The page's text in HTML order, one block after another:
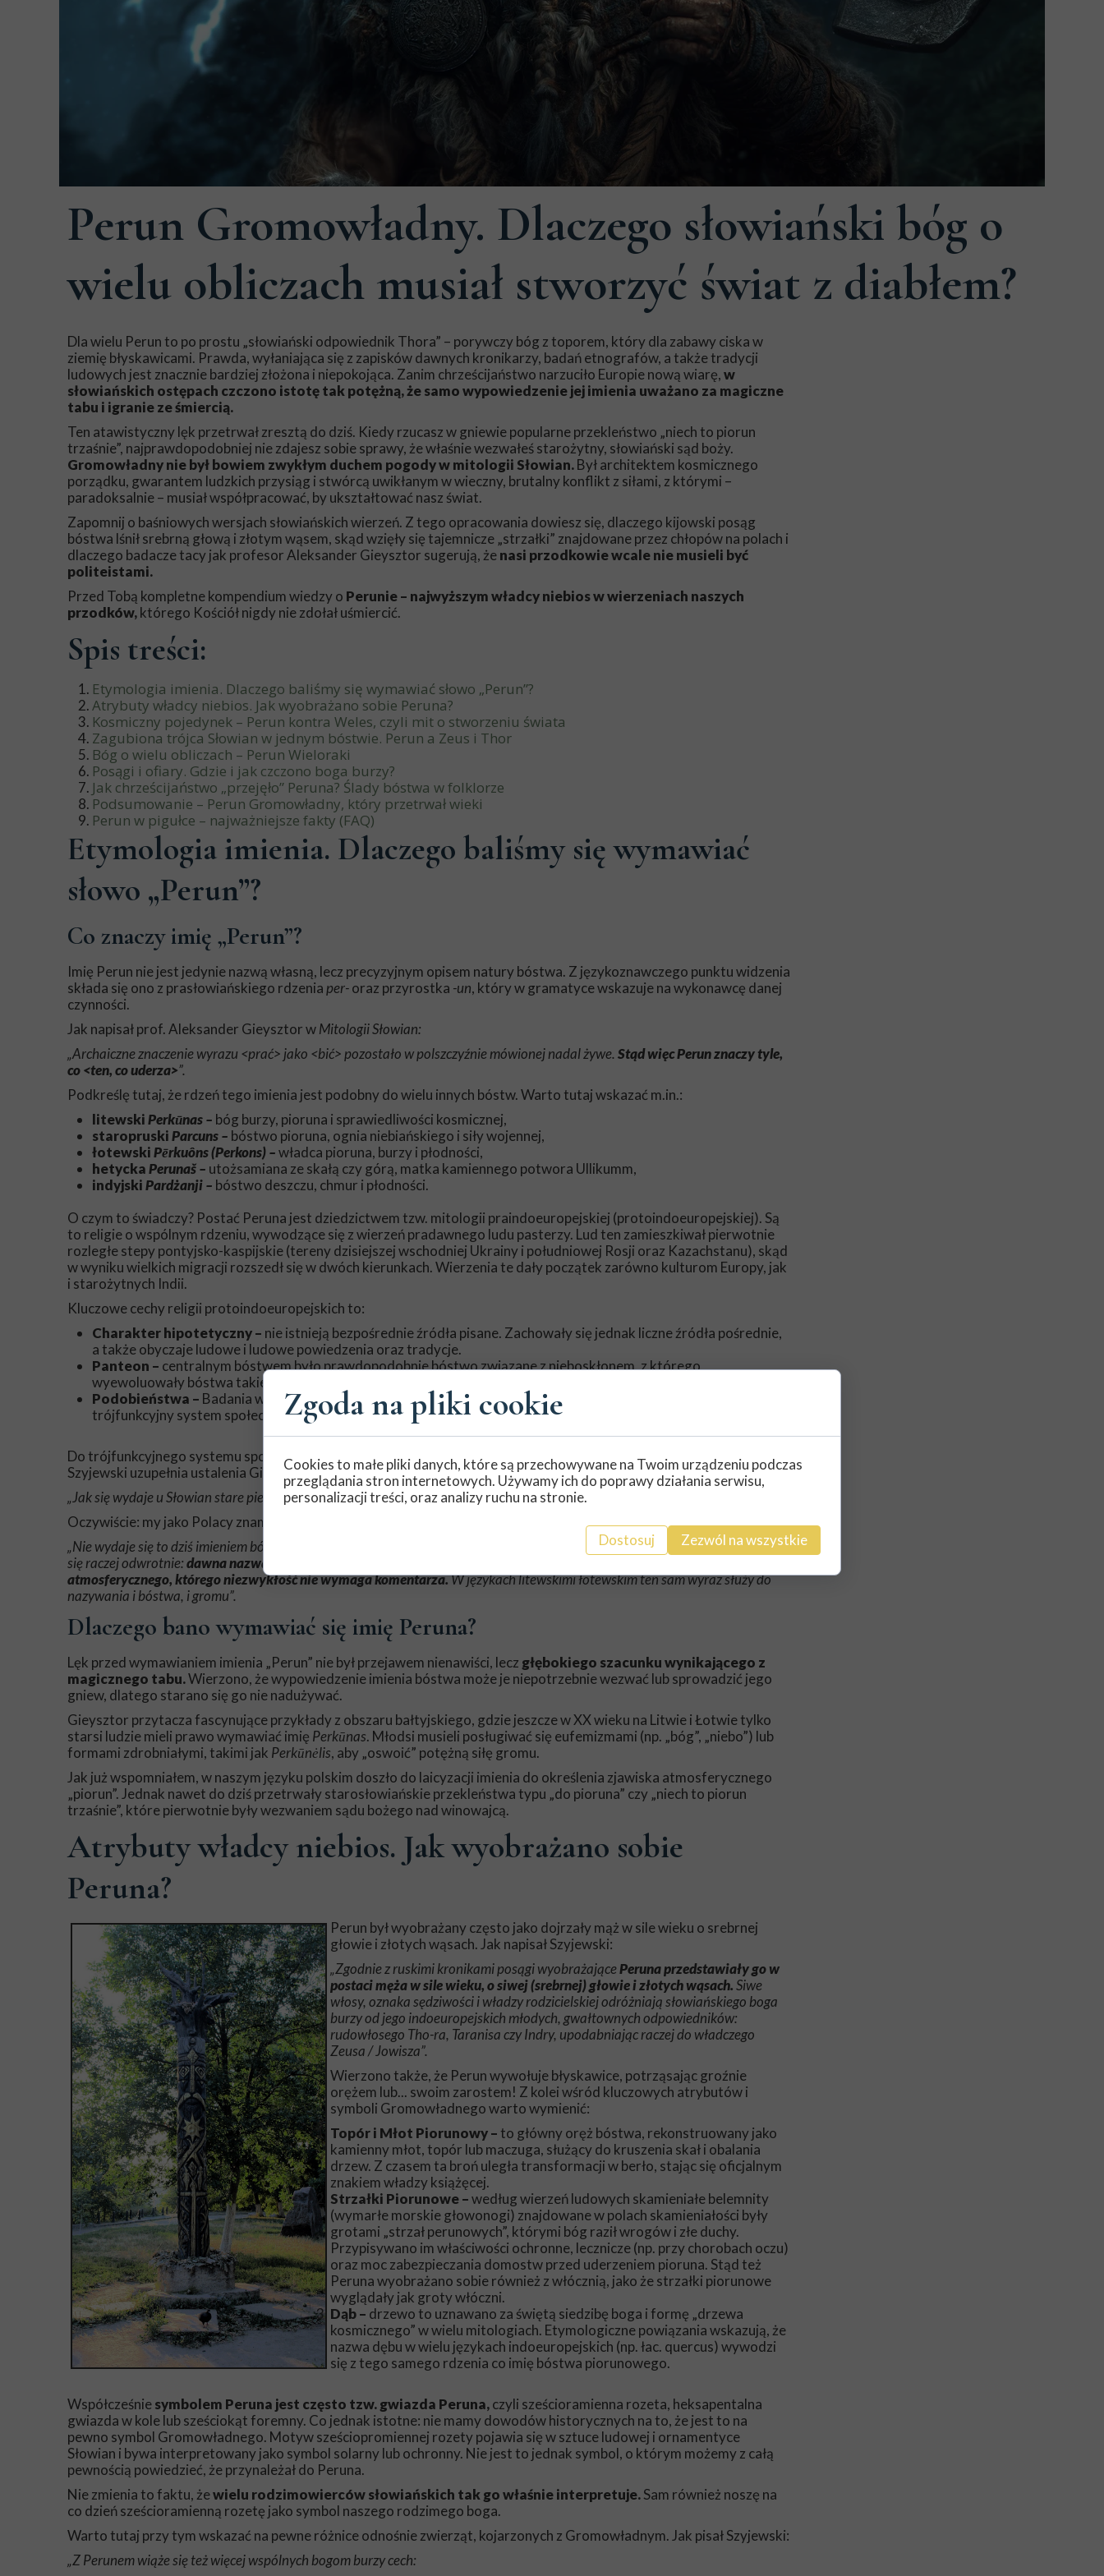
Perun Gromowładny. Dlaczego słowiański bóg o
wielu obliczach musiał stworzyć świat z diabłem?
Dla wielu Perun to po prostu „słowiański odpowiednik Thora” – porywczy bóg z toporem, który dla zabawy ciska w
ziemię błyskawicami. Prawda, wyłaniająca się z zapisków dawnych kronikarzy, badań etnografów, a także tradycji
ludowych jest znacznie bardziej złożona i niepokojąca. Zanim chrześcijaństwo narzuciło Europie nową wiarę,w
słowiańskich ostępach czczono istotę tak potężną, że samo wypowiedzenie jej imienia uważano za magiczne
tabu i igranie ze śmiercią.
Ten atawistyczny lęk przetrwał zresztą do dziś. Kiedy rzucasz w gniewie popularne przekleństwo „niech to piorun
trzaśnie”, najprawdopodobniej nie zdajesz sobie sprawy, że właśnie wezwałeś starożytny, słowiański sąd boży.
Gromowładny nie był bowiem zwykłym duchem pogody w mitologii Słowian.Był architektem kosmicznego
porządku, gwarantem ludzkich przysiąg i stwórcą uwikłanym w wieczny, brutalny konflikt z siłami, z którymi –
paradoksalnie – musiał współpracować, by ukształtować nasz świat.
Zapomnij o baśniowych wersjach słowiańskich wierzeń. Z tego opracowania dowiesz się, dlaczego kijowski posąg
bóstwa lśnił srebrną głową i złotym wąsem, skąd wzięły się tajemnicze „strzałki” znajdowane przez chłopów na polach i
dlaczego badacze tacy jak profesor Aleksander Gieysztor sugerują, żenasi przodkowie wcale nie musieli być
politeistami.
Przed Tobą kompletne kompendium wiedzy o Perunie – najwyższym władcy niebios w wierzeniach naszych
przodków,którego Kościół nigdy nie zdołał uśmiercić.
Spis treści:
Etymologia imienia. Dlaczego baliśmy się wymawiać słowo „Perun”?
Atrybuty władcy niebios. Jak wyobrażano sobie Peruna?
Kosmiczny pojedynek – Perun kontra Weles, czyli mit o stworzeniu świata
Zagubiona trójca Słowian w jednym bóstwie. Perun a Zeus i Thor
Bóg o wielu obliczach – Perun Wieloraki
Posągi i ofiary. Gdzie i jak czczono boga burzy?
Jak chrześcijaństwo „przejęło” Peruna? Ślady bóstwa w folklorze
Podsumowanie – Perun Gromowładny, który przetrwał wieki
Perun w pigułce – najważniejsze fakty (FAQ)
Etymologia imienia. Dlaczego baliśmy się wymawiać
słowo „Perun”?
Co znaczy imię „Perun”?
Imię Perun nie jest jedynie nazwą własną, lecz precyzyjnym opisem natury bóstwa. Z językoznawczego punktu widzenia
składa się ono z prasłowiańskiego rdzenia per-oraz przyrostka -un, który w gramatyce wskazuje na wykonawcę danej
czynności.
Jak napisał prof. Aleksander Gieysztor wMitologii Słowian:
„Archaiczne znaczenie wyrazu <prać> jako <bić> pozostało w polszczyźnie mówionej nadal żywe.Stąd więc Perun znaczy tyle,
co <ten, co uderza>”.
Podkreślę tutaj, że rdzeń tego imienia jest podobny do wielu innych bóstw. Warto tutaj wskazać m.in.:
litewskiPerkūnas – bóg burzy, pioruna i sprawiedliwości kosmicznej,
staropruskiParcuns – bóstwo pioruna, ognia niebiańskiego i siły wojennej,
łotewskiPērkuôns (Perkons) –władca pioruna, burzy i płodności,
hetyckaPerunaš – utożsamiana ze skałą czy górą, matka kamiennego potwora Ullikumm,
indyjskiPardżanji – bóstwo deszczu, chmur i płodności.
O czym to świadczy? Postać Peruna jest dziedzictwem tzw. mitologii praindoeuropejskiej (protoindoeuropejskiej). Są
to religie o wspólnym rdzeniu, wywodzące się z wierzeń pradawnego ludu pasterzy. Lud ten zamieszkiwał pierwotnie
rozległe stepy pontyjsko-kaspijskie (tereny dzisiejszej wschodniej Ukrainy i południowej Rosji oraz Kazachstanu), skąd
w wyniku wielkich migracji rozszedł się w dwóch kierunkach. Wierzenia te dały początek zarówno kulturom Europy, jak
i starożytnych Indii.
Kluczowe cechy religii protoindoeuropejskich to:
Charakter hipotetyczny – nie istnieją bezpośrednie źródła pisane. Zachowały się jednak liczne źródła pośrednie,
a także obyczaje ludowe i ludowe powiedzenia oraz tradycje.
Panteon – centralnym bóstwem było prawdopodobnie bóstwo związane z nieboskłonem, z którego
wyewoluowały bóstwa takie jak Zeus, Jupiter czy właśnie Perun.
Podobieństwa – Badania wykazują wspólne motywy w wierzeniach, np. poświęcanie koni, kult ognia, a także
trójfunkcyjny system społeczny (kapłani, wojownicy, rolnicy/rzemieślnicy), co odzwierciedlało strukturę wierzeń.
Do trójfunkcyjnego systemu społecznego jeszcze wrócę. Na razie skupmy się jeszcze na samym imieniu Perun. Andrzej
Szyjewski uzupełnia ustalenia Gieysztora, wskazując:
„Jak się wydaje u Słowian stare pie. określenie gromu Perkwun zostało uznane za suwerennego boga nieba”.
Oczywiście: my jako Polacy znamy też określenie „piorun”. Warto tutaj jeszcze raz zacytować Gieysztora:
„Nie wydaje się to dziś imieniem bóstwa utworzonym z wyrazu pospolitego „piorun”, zachowanego tylko w polszczyźnie. Stało
się raczej odwrotnie:dawna nazwa teologiczna uległa laicyzacji i dała początek terminowi na oznaczenie zjawiska
atmosferycznego, którego niezwykłość nie wymaga komentarza.W językach litewskimi łotewskim ten sam wyraz służy do
nazywania i bóstwa, i gromu”.
Dlaczego bano wymawiać się imię Peruna?
Lęk przed wymawianiem imienia „Perun” nie był przejawem nienawiści, lecz głębokiego szacunku wynikającego z
magicznego tabu.Wierzono, że wypowiedzenie imienia bóstwa może je niepotrzebnie wezwać lub sprowadzić jego
gniew, dlatego starano się go nie nadużywać.
Gieysztor przytacza fascynujące przykłady z obszaru bałtyjskiego, gdzie jeszcze w XX wieku na Litwie i Łotwie tylko
starsi ludzie mieli prawo wymawiać imię Perkūnas. Młodsi musieli posługiwać się eufemizmami (np. „bóg”, „niebo”) lub
formami zdrobniałymi, takimi jak Perkūnėlis, aby „oswoić” potężną siłę gromu.
Jak już wspomniałem, w naszym języku polskim doszło do laicyzacji imienia do określenia zjawiska atmosferycznego
„piorun”. Jednak nawet do dziś przetrwały starosłowiańskie przekleństwa typu „do pioruna” czy „niech to piorun
trzaśnie”, które pierwotnie były wezwaniem sądu bożego nad winowajcą.
Atrybuty władcy niebios. Jak wyobrażano sobie
Peruna?
Perun był wyobrażany często jako dojrzały mąż w sile wieku o srebrnej
głowie i złotych wąsach. Jak napisał Szyjewski:
„Zgodnie z ruskimi kronikami posągi wyobrażającePeruna przedstawiały go w
postaci męża w sile wieku, o siwej (srebrnej) głowie i złotych wąsach.Siwe
włosy, oznaka sędziwości i władzy rodzicielskiej odróżniają słowiańskiego boga
burzy od jego indoeuropejskich młodych, gwałtownych odpowiedników:
rudowłosego Tho-ra, Taranisa czy Indry, upodabniając raczej do władczego
Zeusa / Jowisza”.
Wierzono także, że Perun wywołuje błyskawice, potrząsając groźnie
orężem lub... swoim zarostem! Z kolei wśród kluczowych atrybutów i
symboli Gromowładnego warto wymienić:
Topór i Młot Piorunowy – to główny oręż bóstwa, rekonstruowany jako
kamienny młot, topór lub maczuga, służący do kruszenia skał i obalania
drzew. Z czasem ta broń uległa transformacji w berło, stając się oficjalnym
znakiem władzy książęcej.
Strzałki Piorunowe –według wierzeń ludowych skamieniałe belemnity
(wymarłe morskie głowonogi) znajdowane w polach skamieniałości były
grotami „strzał perunowych”, którymi bóg raził wrogów i złe duchy.
Przypisywano im właściwości ochronne, lecznicze (np. przy chorobach oczu)
oraz moc zabezpieczania domostw przed uderzeniem pioruna. Stąd też
Peruna wyobrażano sobie również z włócznią, jako że strzałki piorunowe
wyglądały jak groty włóczni.
Dąb – drzewo to uznawano za świętą siedzibę boga i formę „drzewa
kosmicznego” w wielu mitologiach. Etymologiczne powiązania wskazują, że
nazwa dębu w wielu językach indoeuropejskich (np. łac. quercus) wywodzi
się z tego samego rdzenia co imię bóstwa piorunowego.
Współcześniesymbolem Peruna jest często tzw. gwiazda Peruna,czyli sześcioramienna rozeta, heksapentalna
gwiazda w kole lub sześciokąt foremny. Co jednak istotne: nie mamy dowodów historycznych na to, że jest to na
pewno symbol Gromowładnego. Motyw sześciopromiennej rozety pojawia się w sztuce ludowej i ornamentyce
Słowian i bywa interpretowany jako symbol solarny lub ochronny. Nie jest to jednak symbol, o którym możemy z całą
pewnością powiedzieć, że przynależał do Peruna.
Nie zmienia to faktu, żewielu rodzimowierców słowiańskich tak go właśnie interpretuje.Sam również noszę na
co dzień sześcioramienną rozetę jako symbol naszego rodzimego boga.
Warto tutaj przy tym wskazać na pewne różnice odnośnie zwierząt, kojarzonych z Gromowładnym. Jak pisał Szyjewski:
„Z Perunem wiąże się też więcej wspólnych bogom burzy cech:
Zgoda na pliki cookie
Cookies to małe pliki danych, które są przechowywane na Twoim urządzeniu podczas
przeglądania stron internetowych. Używamy ich do poprawy działania serwisu,
personalizacji treści, oraz analizy ruchu na stronie.
Dostosuj Zezwól na wszystkie